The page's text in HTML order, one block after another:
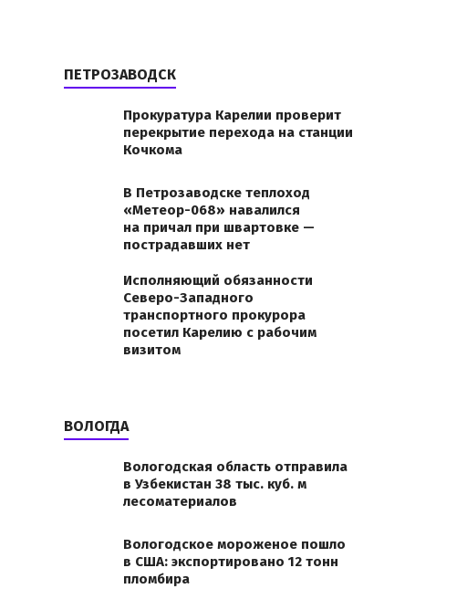
ПЕТРОЗАВОДСК
Прокуратура Карелии проверит
перекрытие перехода на станции
Кочкома
В Петрозаводске теплоход
«Метеор-068» навалился
на причал при швартовке —
пострадавших нет
Исполняющий обязанности
Северо-Западного
транспортного прокурора
посетил Карелию с рабочим
визитом
ВОЛОГДА
Вологодская область отправила
в Узбекистан 38 тыс. куб. м
лесоматериалов
Вологодское мороженое пошло
в США: экспортировано 12 тонн
пломбира